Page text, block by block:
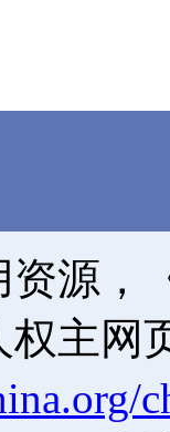
源，
主网